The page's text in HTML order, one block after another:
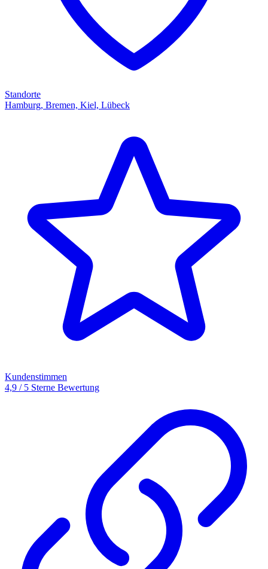
Standorte
Hamburg, Bremen, Kiel, Lübeck
Kundenstimmen
4,9 / 5 Sterne Bewertung